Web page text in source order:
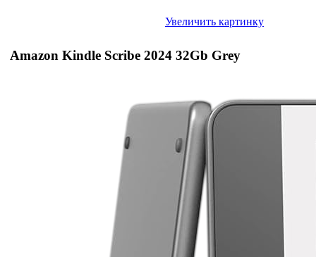
Увеличить картинку
Amazon Kindle Scribe 2024 32Gb Grey